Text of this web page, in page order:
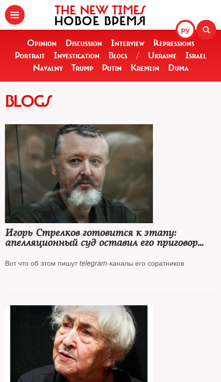
РУ
THE NEW TIMES
НОВОЕ ВРЕМЯ
Opinion Discussion Interview
Repressions
Portrait
Investigation Blogs / Ukraine
Israel
Navalny
Trump Putin Kremlin Duma
BLOGS
Игорь Стрелков готовится к этапу:
апелляционный суд оставил его приговор
Вот что об этом пишутtelegram-каналы его соратников